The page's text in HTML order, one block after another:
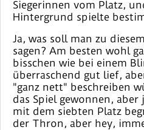
Siegerinnen vom Platz,
Hintergrund spielte
Ja, was soll man zu
sagen? Am besten wohl
bisschen wie bei einem
überraschend gut lief,
"ganz nett" beschreiben
das Spiel gewonnen,
mit dem siebten Platz
der Thron, aber hey,